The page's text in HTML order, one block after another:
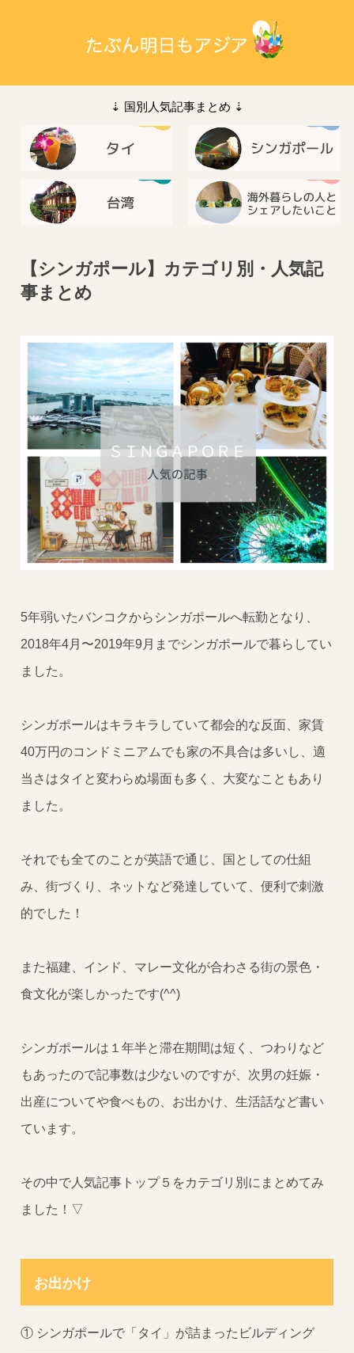
⇣ 国別人気記事まとめ ⇣
【シンガポール】カテゴリ別・人気記
事まとめ
5年弱いたバンコクからシンガポールへ転勤となり、
2018年4月〜2019年9月までシンガポールで暮らしてい
ました。
シンガポールはキラキラしていて都会的な反面、家賃
40万円のコンドミニアムでも家の不具合は多いし、適
当さはタイと変わらぬ場面も多く、大変なこともあり
ました。
それでも全てのことが英語で通じ、国としての仕組
み、街づくり、ネットなど発達していて、便利で刺激
的でした！
また福建、インド、マレー文化が合わさる街の景色・
食文化が楽しかったです(^^)
シンガポールは１年半と滞在期間は短く、つわりなど
もあったので記事数は少ないのですが、次男の妊娠・
出産についてや食べもの、お出かけ、生活話など書い
ています。
その中で人気記事トップ５をカテゴリ別にまとめてみ
ました！▽
お出かけ
① シンガポールで「タイ」が詰まったビルディング